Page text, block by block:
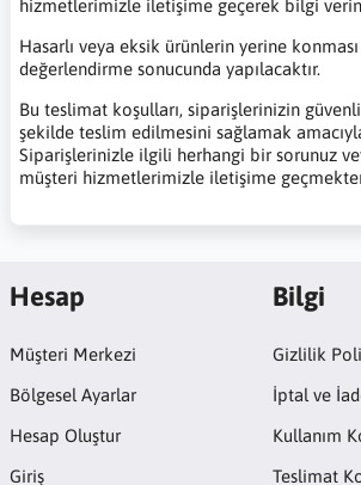
hizmetlerimizle iletişime geçerek bilgi
Hasarlı veya eksik ürünlerin yerine
değerlendirme sonucunda yapılacaktır.
Bu teslimat koşulları, siparişlerinizin
şekilde teslim edilmesini sağlamak
Siparişlerinizle ilgili herhangi bir sorunuz
müşteri hizmetlerimizle iletişime
Hesap
Müşteri Merkezi
Bölgesel Ayarlar
Hesap Oluştur
Giriş
Bilgi
Gizlilik
İptal ve
Kullanım
Teslimat